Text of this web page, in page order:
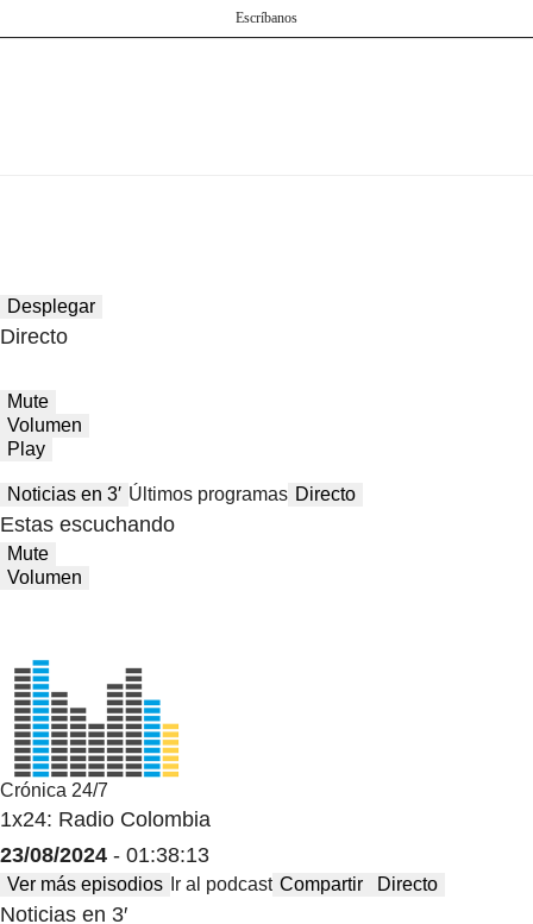
Escríbanos
Desplegar
Directo
Mute
Volumen
Play
Noticias en 3′ Últimos programas Directo
Estas escuchando
Mute
Volumen
Crónica 24/7
1x24: Radio Colombia
23/08/2024 - 01:38:13
Ver más episodios Ir al podcast Compartir Directo
Noticias en 3′